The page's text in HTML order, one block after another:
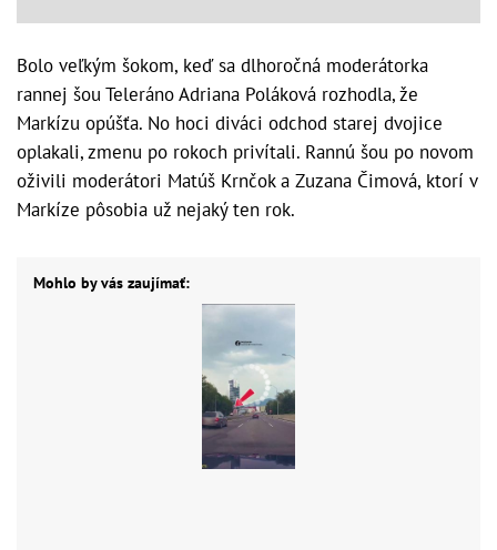
Bolo veľkým šokom, keď sa dlhoročná moderátorka
rannej šou Teleráno Adriana Poláková rozhodla, že
Markízu opúšťa. No hoci diváci odchod starej dvojice
oplakali, zmenu po rokoch privítali. Rannú šou po novom
oživili moderátori Matúš Krnčok a Zuzana Čimová, ktorí v
Markíze pôsobia už nejaký ten rok.
Mohlo by vás zaujímať: